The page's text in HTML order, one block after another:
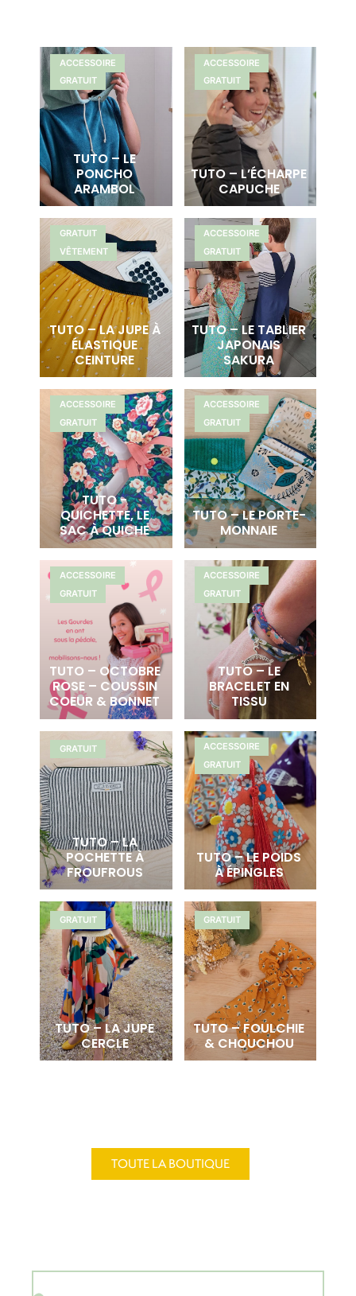
ACCESSOIRE
GRATUIT
TUTO – LE
PONCHO
ARAMBOL
ACCESSOIRE
GRATUIT
TUTO – L’ÉCHARPE
CAPUCHE
GRATUIT
VÊTEMENT
TUTO – LA JUPE À
ÉLASTIQUE
CEINTURE
ACCESSOIRE
GRATUIT
TUTO – LE TABLIER
JAPONAIS
SAKURA
ACCESSOIRE
GRATUIT
TUTO -
QUICHETTE, LE
SAC À QUICHE
ACCESSOIRE
GRATUIT
TUTO – LE PORTE-
MONNAIE
ACCESSOIRE
GRATUIT
TUTO – OCTOBRE
ROSE – COUSSIN
COEUR & BONNET
ACCESSOIRE
GRATUIT
TUTO – LE
BRACELET EN
TISSU
GRATUIT
TUTO – LA
POCHETTE À
FROUFROUS
ACCESSOIRE
GRATUIT
TUTO – LE POIDS
À ÉPINGLES
GRATUIT
TUTO – LA JUPE
CERCLE
GRATUIT
TUTO – FOULCHIE
& CHOUCHOU
TOUTE LA BOUTIQUE